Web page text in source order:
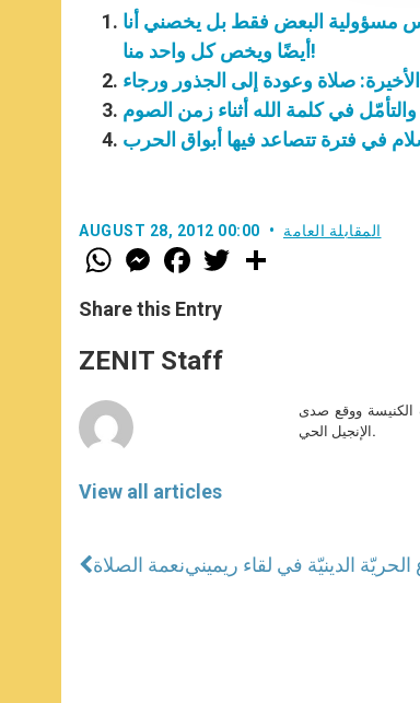
ليس مسؤولية البعض فقط بل يخصني أنا
أيضًا ويخص كل واحد منا!
الأخيرة: صلاة وعودة إلى الجذور ورجاء
والتأمّل في كلمة الله أثناء زمن الصوم
في فترة تتصاعد فيها أبواق الحرب
AUGUST 28, 2012 00:00 المقابلة العامة
W
h
t
s
p
p
M
e
s
e
g
e
F
a
e
b
o
k
w
Share this Entry
ZENIT Staff
View all articles
الكنيسة ووقع صدى
الإنجيل الحي.
نعمة الصلاةالدينيّة في لقاء ريميني